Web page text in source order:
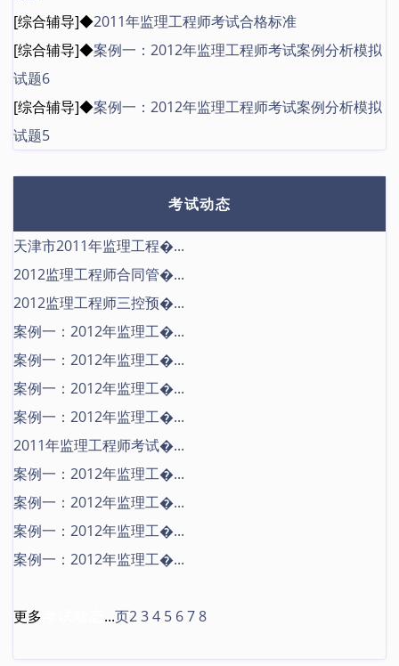
[综合辅导]◆2011年监理工程师考试合格标准
[综合辅导]◆案例一：2012年监理工程师考试案例分析模拟
试题6
[综合辅导]◆案例一：2012年监理工程师考试案例分析模拟
试题5
考试动态
天津市2011年监理工程�...
2012监理工程师合同管�...
2012监理工程师三控预�...
案例一：2012年监理工�...
案例一：2012年监理工�...
案例一：2012年监理工�...
案例一：2012年监理工�...
2011年监理工程师考试�...
案例一：2012年监理工�...
案例一：2012年监理工�...
案例一：2012年监理工�...
案例一：2012年监理工�...
更多 ...页234 5 678